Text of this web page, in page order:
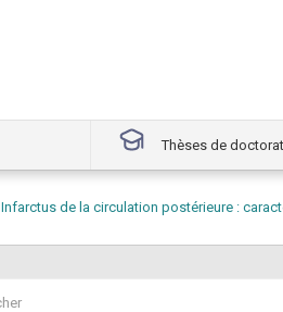
Thèses de doctorat
Infarctus de la circulation postérieure :